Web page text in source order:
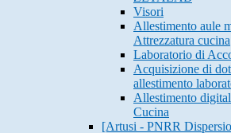
Visori
Allestimento aule
Attrezzatura cucina
Laboratorio di
Acquisizione di
allestimento
Allestimento
Cucina
[Artusi - PNRR